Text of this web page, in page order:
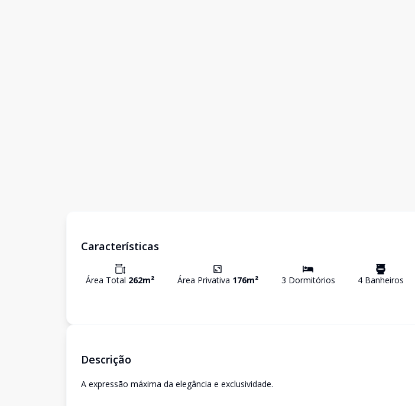
Características
Área Total 262m² Área Privativa 176m² 3 Dormitórios 4 Banheiros
Descrição
A expressão máxima da elegância e exclusividade.